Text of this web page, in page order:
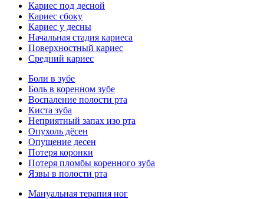
Кариес под десной
Кариес сбоку
Кариес у десны
Начальная стадия кариеса
Поверхностный кариес
Средний кариес
Боли в зубе
Боль в коренном зубе
Воспаление полости рта
Киста зуба
Неприятный запах изо рта
Опухоль дёсен
Опущение десен
Потеря коронки
Потеря пломбы коренного зуба
Язвы в полости рта
Мануальная терапия ног